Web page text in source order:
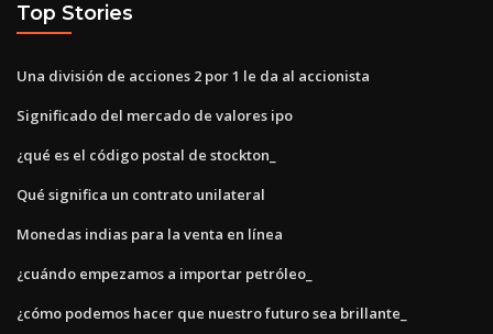
Top Stories
Una división de acciones 2 por 1 le da al accionista
Significado del mercado de valores ipo
¿qué es el código postal de stockton_
Qué significa un contrato unilateral
Monedas indias para la venta en línea
¿cuándo empezamos a importar petróleo_
¿cómo podemos hacer que nuestro futuro sea brillante_